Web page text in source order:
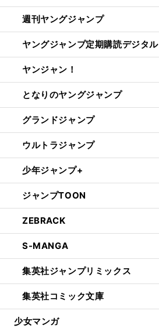
週刊ヤングジャンプ
ヤングジャンプ定期購読デジタル
ヤンジャン！
となりのヤングジャンプ
グランドジャンプ
ウルトラジャンプ
少年ジャンプ+
ジャンプTOON
ZEBRACK
S-MANGA
集英社ジャンプリミックス
集英社コミック文庫
少女マンガ